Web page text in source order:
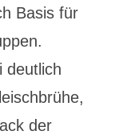
Basis für
deutlich
der